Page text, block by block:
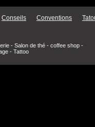
Conseils Conventions
- Salon de thé - coffee shop -
- Tattoo